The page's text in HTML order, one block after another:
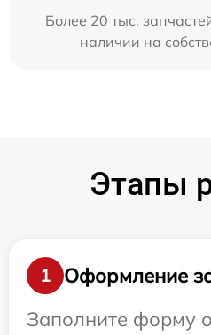
Более 20 тыс.
наличии на
Этапы
1
Оформление
Заполните форму